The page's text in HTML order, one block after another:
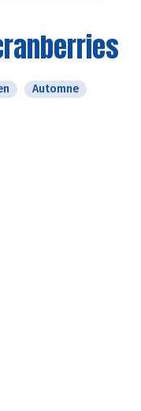
Automne